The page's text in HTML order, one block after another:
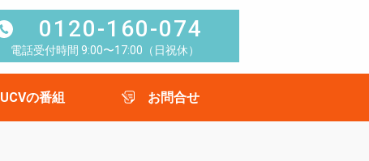
0120-160-074
電話受付時間 9:00〜17:00（日祝休）
UCVの番組 お問合せ